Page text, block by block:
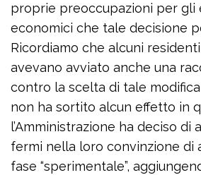
proprie preoccupazioni per gli
economici che tale decisione
Ricordiamo che alcuni
avevano avviato anche una
contro la scelta di tale
non ha sortito alcun effetto in
l’Amministrazione ha deciso di
fermi nella loro convinzione di
fase “sperimentale”,